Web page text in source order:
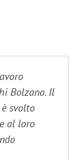
Bolzano. Il
svolto
al loro